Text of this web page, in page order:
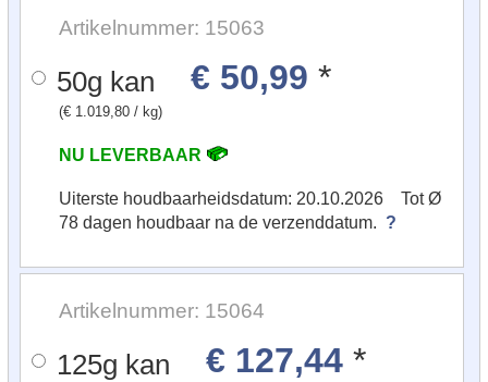
Artikelnummer: 15063
50g kan € 50,99 *
(€ 1.019,80 / kg)
NU LEVERBAAR
Uiterste houdbaarheidsdatum: 20.10.2026 Tot Ø
78 dagen houdbaar na de verzenddatum. ?
Artikelnummer: 15064
125g kan € 127,44*